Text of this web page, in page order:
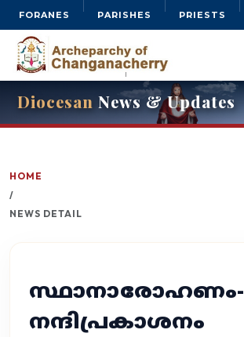
FORANES PARISHES PRIESTS
Diocesan News & Updates
HOME
/
NEWS DETAIL
സ്ഥാനാരോഹണം-
നന്ദിപ്രകാശനം